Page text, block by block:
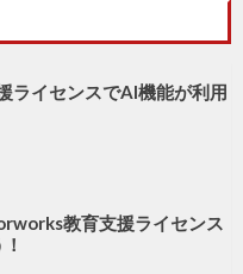
イセンスでAI機能が利用
教育支援ライセンス